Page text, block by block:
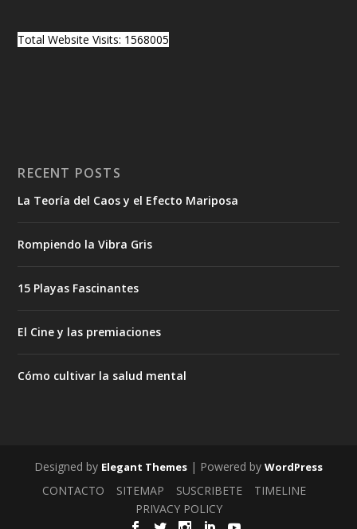
Total Website Visits: 1568005
RECENT POSTS
La Teoría del Caos y el Efecto Mariposa
Rompiendo la Vibra Gris
15 Playas Fascinantes
El Cine y las premiaciones
Cómo cultivar la salud mental
Designed by Elegant Themes | Powered by WordPress
CONTACTO SITEMAP SUSCRIBETE
TIMELINE
PRIVACY POLICY